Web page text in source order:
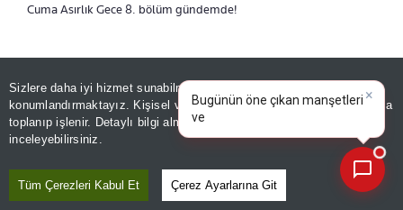
Sizlere daha iyi hizmet sunabilmek adına sitemizde
konumlandırmaktayız. Kişisel verileriniz, KVKK ve GDPR kapsamında
toplanıp işlenir. Detaylı bilgi almak için
inceleyebilirsiniz.
Tüm Çerezleri Kabul Et Çerez Ayarlarına Git
Cuma Asırlık Gece 8. bölüm gündemde!
Asırlık Gece bu akşam yeni bölümüyle
ekranlarda yer alacak.
bölüm 7 Ağustos Cuma akşamı saat 20.00'de
yayınlanacak.
×
Bugünün öne çıkan manşetleri
ve gelişmeleri neler?